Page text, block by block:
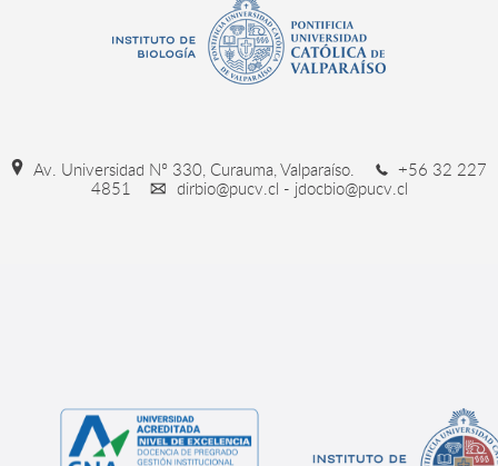
Av. Universidad Nº 330, Curauma, Valparaíso.
+56 32 227
4851
dirbio@pucv.cl - jdocbio@pucv.cl